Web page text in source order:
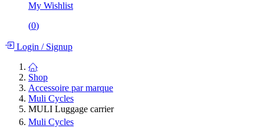
My Wishlist
(0)
Login /Signup
Shop
Accessoire par marque
Muli Cycles
MULI Luggage carrier
Muli Cycles